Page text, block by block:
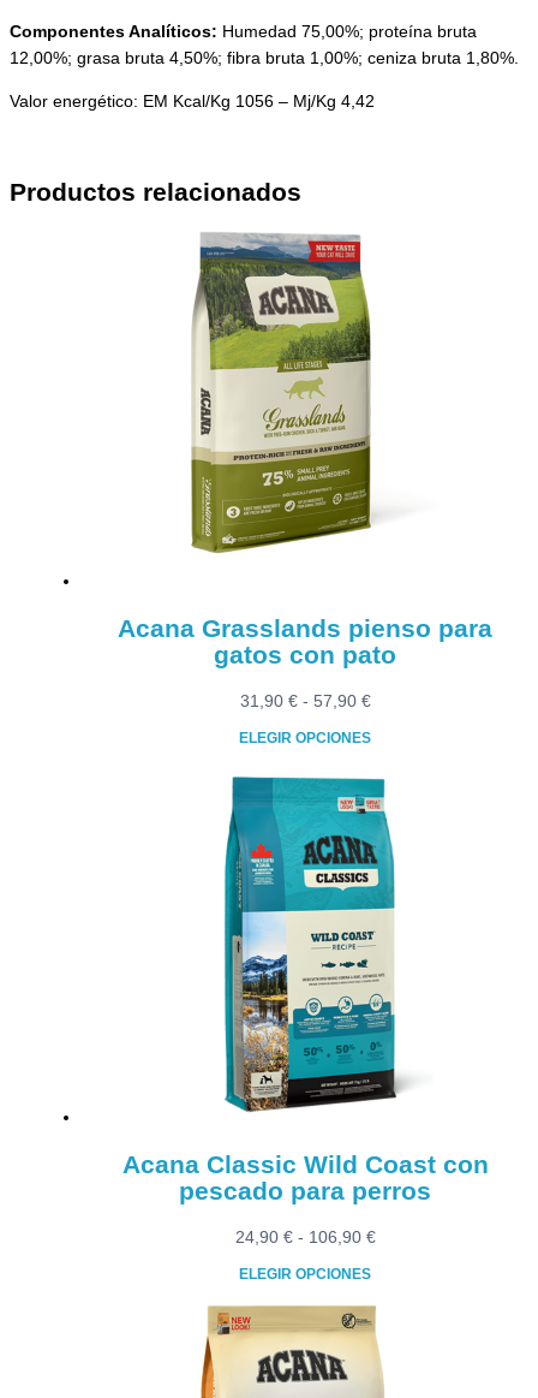
Componentes Analíticos: Humedad 75,00%; proteína bruta
12,00%; grasa bruta 4,50%; fibra bruta 1,00%; ceniza bruta 1,80%.
Valor energético: EM Kcal/Kg 1056 – Mj/Kg 4,42
Productos relacionados
Acana Grasslands pienso para
gatos con pato
31,90 € - 57,90 €Rango
desde
31,90 €
hasta
57,90 €
ELEGIR OPCIONES
producto
múltiples
variantes.
opciones
pueden
elegir
en
la
página
Acana Classic Wild Coast con
pescado para perros
24,90 € - 106,90 €Rango
desde
24,90 €
hasta
ELEGIR OPCIONES
Este
producto
tiene